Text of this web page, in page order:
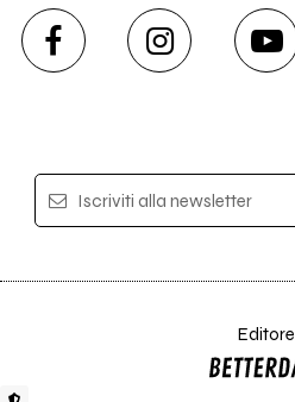
Iscriviti alla newsletter
Editore